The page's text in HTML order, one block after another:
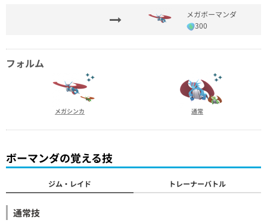
メガボーマンダ
300
フォルム
メガシンカ 通常
ボーマンダの覚える技
ジム・レイド トレーナーバトル
通常技